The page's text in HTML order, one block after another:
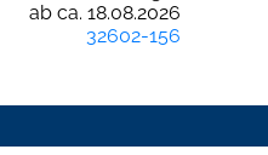
ab ca. 18.08.2026
32602-156